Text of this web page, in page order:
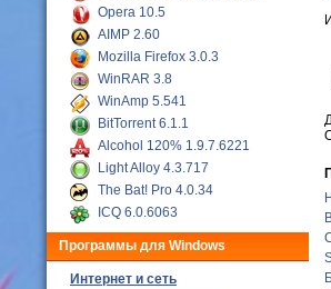
Opera 10.5
AIMP 2.60
Mozilla Firefox 3.0.3
WinRAR 3.8
WinAmp 5.541
BitTorrent 6.1.1
Alcohol 120% 1.9.7.6221
Light Alloy 4.3.717
The Bat! Pro 4.0.34
ICQ 6.0.6063
Программы для Windows
Интернет и сеть